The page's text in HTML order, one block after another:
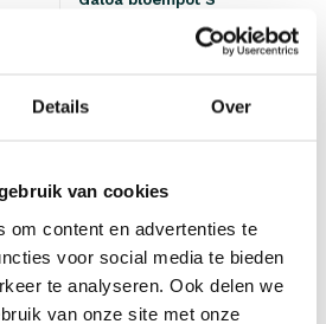
Details Over
van cookies
om content en advertenties te
voor social media te bieden
te analyseren. Ook delen we
van onze site met onze
€53,20
• Op voorraad
SALE 25%